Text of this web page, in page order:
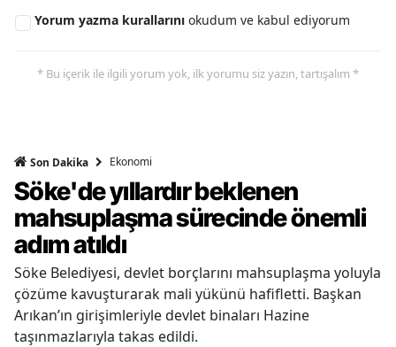
Yorum yazma kurallarını okudum ve kabul ediyorum
* Bu içerik ile ilgili yorum yok, ilk yorumu siz yazın, tartışalım *
Son Dakika Ekonomi
Söke'de yıllardır beklenen
mahsuplaşma sürecinde önemli
adım atıldı
Söke Belediyesi, devlet borçlarını mahsuplaşma yoluyla
çözüme kavuşturarak mali yükünü hafifletti. Başkan
Arıkan’ın girişimleriyle devlet binaları Hazine
taşınmazlarıyla takas edildi.